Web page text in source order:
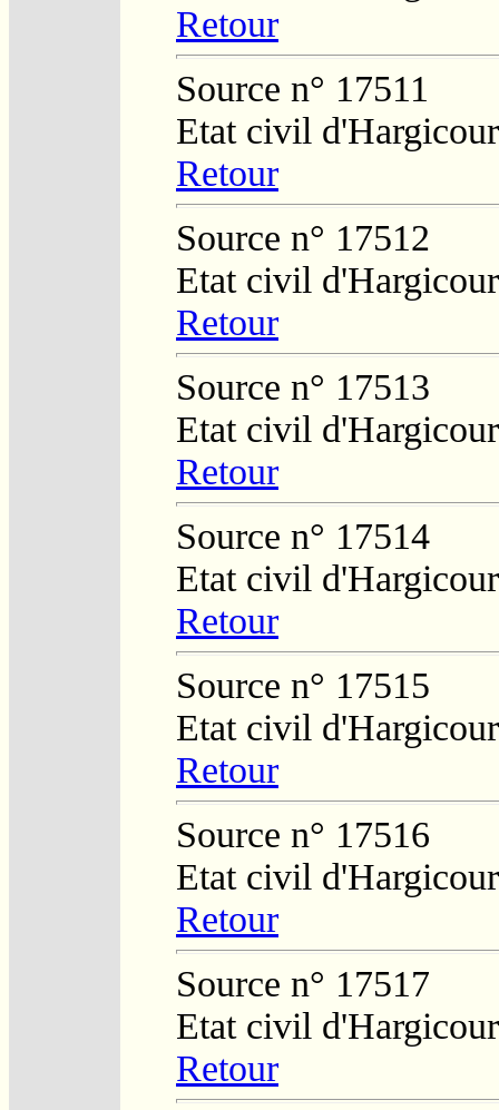
Retour
Source n° 17511
Etat civil
Retour
Source n° 17512
Etat civil
Retour
Source n° 17513
Etat civil
Retour
Source n° 17514
Etat civil
Retour
Source n° 17515
Etat civil
Retour
Source n° 17516
Etat civil
Retour
Source n° 17517
Etat civil
Retour